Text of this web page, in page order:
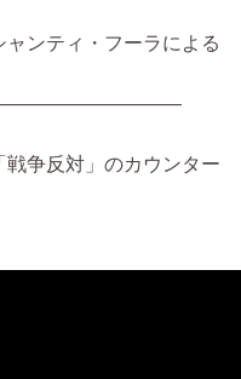
ンティ・フーラによる
争反対」のカウンター